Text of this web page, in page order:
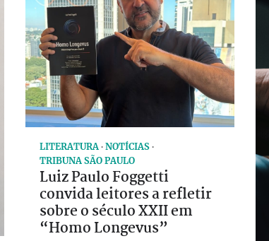
LITERATURA NOTÍCIAS
TRIBUNA SÃO PAULO
Luiz Paulo Foggetti
convida leitores a refletir
sobre o século XXII em
“Homo Longevus”